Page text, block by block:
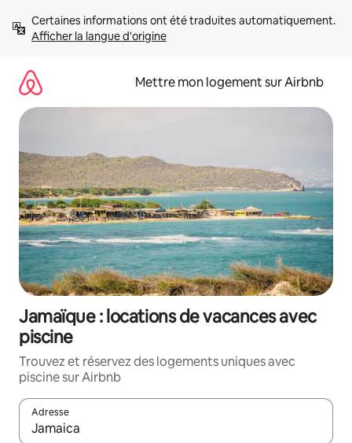
directement
Afficher la langue d'origine
Mettre mon logement sur Airbnb
Jamaïque : locations de vacances avec
piscine
Trouvez et réservez des logements uniques avec
piscine sur Airbnb
Adresse
Lorsque les résultats s'affichent, utilisez les flèches vers le